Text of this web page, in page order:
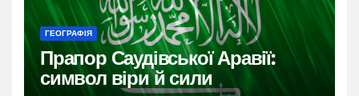
ГЕОГРАФІЯ
Прапор Саудівської Аравії:
символ віри й сили